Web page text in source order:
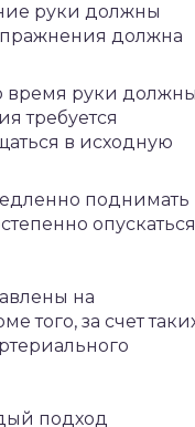
руки должны
должна
время руки должны
требуется
в исходную
поднимать
опускаться
на
того, за счет
подход